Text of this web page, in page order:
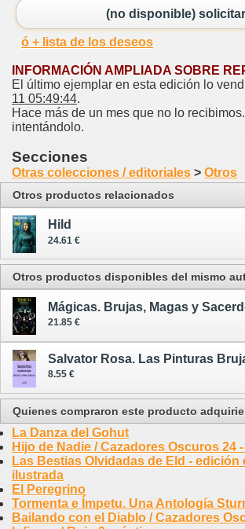
(no disponible) solicitar
ó + lista de los deseos
INFORMACIÓN AMPLIADA SOBRE
El último ejemplar en esta edición lo
11 05:49:44.
Hace más de un mes que no lo
intentándolo.
Secciones
Otras colecciones / editoriales > Otros
Otros productos relacionados
Hild
24.61 €
Otros productos disponibles del mismo
21.85 €
Salvator Rosa. Las Pinturas
8.55 €
Quienes compraron este producto
La Danza del Gohut
Hijo de Nadie / Cazadores Oscuros 24
Las Bestias Olvidadas de Eld -
ilustrada
El Peregrino
Tormenta e Ímpetu. Una Antología
Bailando con el Diablo / Cazadores